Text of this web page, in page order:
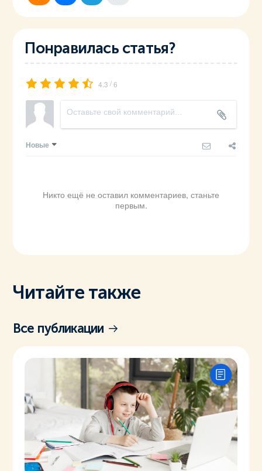
Понравилась статья?
4.3 /6
Новые
Никто ещё не оставил комментариев, станьте
первым.
Читайте также
Все публикации